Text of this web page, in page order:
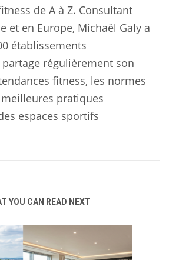
de A à Z. Consultant
et en Europe, Michaël Galy a
établissements
régulièrement son
fitness, les normes
pratiques
espaces sportifs
YOU CAN READ NEXT